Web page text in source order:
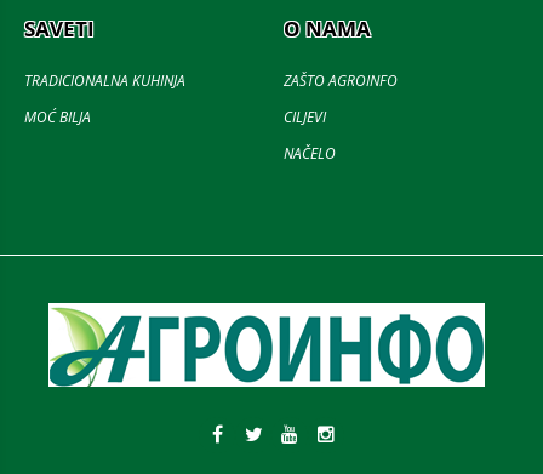
SAVETI
TRADICIONALNA KUHINJA
MOĆ BILJA
O NAMA
ZAŠTO AGROINFO
CILJEVI
NAČELO